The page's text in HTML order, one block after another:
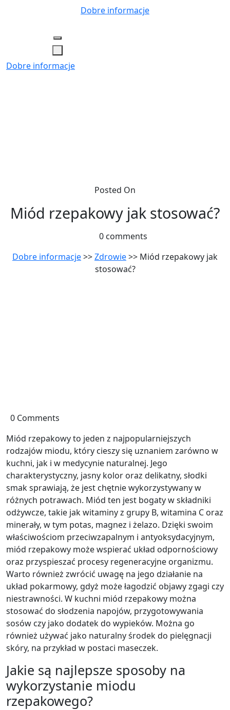
Dobre informacje
Dobre informacje
Posted On
Miód rzepakowy jak stosować?
0 comments
Dobre informacje>>Zdrowie>> Miód rzepakowy jak
stosować?
0 Comments
Miód rzepakowy to jeden z najpopularniejszych
rodzajów miodu, który cieszy się uznaniem zarówno w
kuchni, jak i w medycynie naturalnej. Jego
charakterystyczny, jasny kolor oraz delikatny, słodki
smak sprawiają, że jest chętnie wykorzystywany w
różnych potrawach. Miód ten jest bogaty w składniki
odżywcze, takie jak witaminy z grupy B, witamina C oraz
minerały, w tym potas, magnez i żelazo. Dzięki swoim
właściwościom przeciwzapalnym i antyoksydacyjnym,
miód rzepakowy może wspierać układ odpornościowy
oraz przyspieszać procesy regeneracyjne organizmu.
Warto również zwrócić uwagę na jego działanie na
układ pokarmowy, gdyż może łagodzić objawy zgagi czy
niestrawności. W kuchni miód rzepakowy można
stosować do słodzenia napojów, przygotowywania
sosów czy jako dodatek do wypieków. Można go
również używać jako naturalny środek do pielęgnacji
skóry, na przykład w postaci maseczek.
Jakie są najlepsze sposoby na
wykorzystanie miodu
rzepakowego?